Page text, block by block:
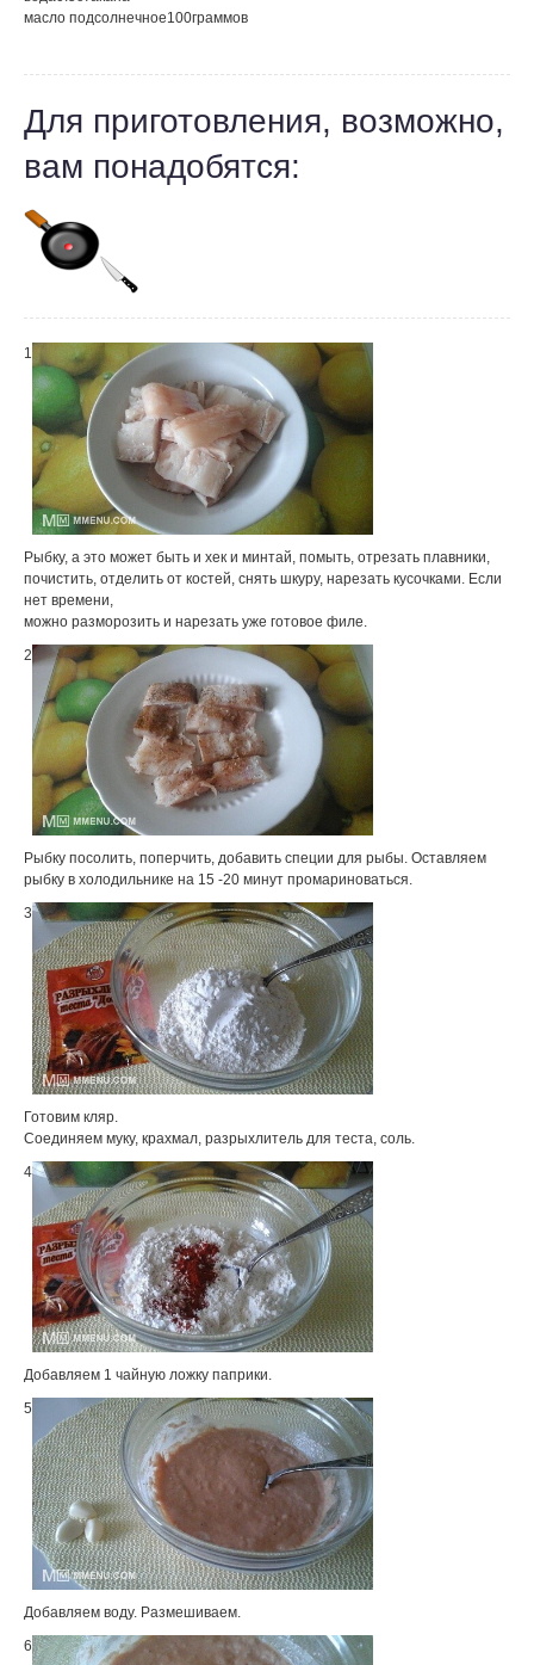
масло подсолнечное100граммов
Для приготовления, возможно,
вам понадобятся:
1
Рыбку, а это может быть и хек и минтай, помыть, отрезать плавники,
почистить, отделить от костей, снять шкуру, нарезать кусочками. Если
нет времени,
можно разморозить и нарезать уже готовое филе.
2
Рыбку посолить, поперчить, добавить специи для рыбы. Оставляем
рыбку в холодильнике на 15 -20 минут промариноваться.
3
Готовим кляр.
Соединяем муку, крахмал, разрыхлитель для теста, соль.
4
Добавляем 1 чайную ложку паприки.
5
Добавляем воду. Размешиваем.
6